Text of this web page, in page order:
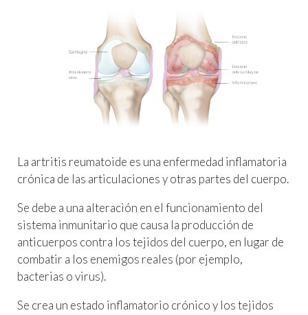
La artritis reumatoide es una enfermedad inflamatoria
crónica de las articulaciones y otras partes del cuerpo.
Se debe a una alteración en el funcionamiento del
sistema inmunitario que causa la producción de
anticuerpos contra los tejidos del cuerpo, en lugar de
combatir a los enemigos reales (por ejemplo,
bacterias o virus).
Se crea un estado inflamatorio crónico y los tejidos